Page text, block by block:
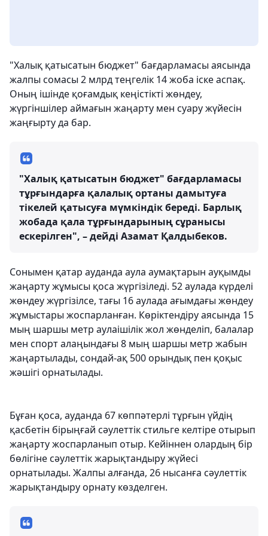
"Халық қатысатын бюджет" бағдарламасы аясында
жалпы сомасы 2 млрд теңгелік 14 жоба іске аспақ.
Оның ішінде қоғамдық кеңістікті жөндеу,
жүргіншілер аймағын жаңарту мен суару жүйесін
жаңғырту да бар.
"Халық қатысатын бюджет" бағдарламасы
тұрғындарға қалалық ортаны дамытуға
тікелей қатысуға мүмкіндік береді. Барлық
жобада қала тұрғындарының сұранысы
ескерілген", – дейді Азамат Қалдыбеков.
Сонымен қатар ауданда аула аумақтарын ауқымды
жаңарту жұмысы қоса жүргізіледі. 52 аулада күрделі
жөндеу жүргізілсе, тағы 16 аулада ағымдағы жөндеу
жұмыстары жоспарланған. Көріктендіру аясында 15
мың шаршы метр аулаішілік жол жөнделіп, балалар
мен спорт алаңындағы 8 мың шаршы метр жабын
жаңартылады, сондай-ақ 500 орындық пен қоқыс
жәшігі орнатылады.
Бұған қоса, ауданда 67 көппәтерлі тұрғын үйдің
қасбетін бірыңғай сәулеттік стильге келтіре отырып
жаңарту жоспарланып отыр. Кейіннен олардың бір
бөлігіне сәулеттік жарықтандыру жүйесі
орнатылады. Жалпы алғанда, 26 нысанға сәулеттік
жарықтандыру орнату көзделген.